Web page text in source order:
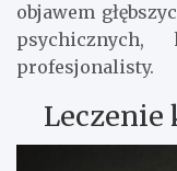
objawem
profesjonalisty.
Leczenie